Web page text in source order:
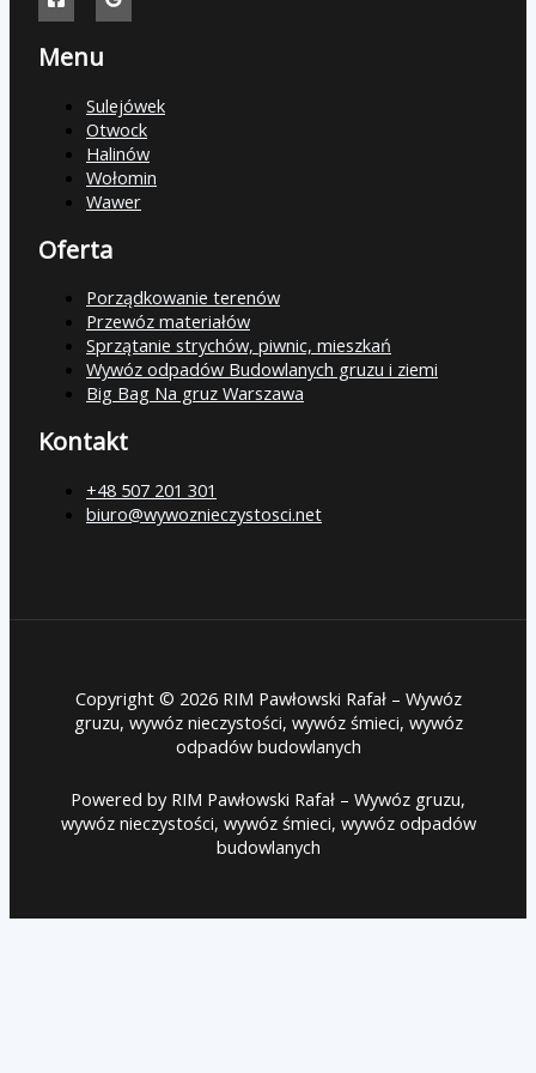
Menu
Sulejówek
Otwock
Halinów
Wołomin
Wawer
Oferta
Porządkowanie terenów
Przewóz materiałów
Sprzątanie strychów, piwnic, mieszkań
Wywóz odpadów Budowlanych gruzu i ziemi
Big Bag Na gruz Warszawa
Kontakt
+48 507 201 301
biuro@wywoznieczystosci.net
Copyright © 2026 RIM Pawłowski Rafał – Wywóz
gruzu, wywóz nieczystości, wywóz śmieci, wywóz
odpadów budowlanych
Powered by RIM Pawłowski Rafał – Wywóz gruzu,
wywóz nieczystości, wywóz śmieci, wywóz odpadów
budowlanych